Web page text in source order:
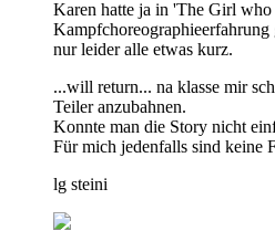
Karen hatte ja in 'The Girl who
nur leider alle etwas kurz.
...will return... na klasse mir
Teiler anzubahnen.
Konnte man die Story nicht
Für mich jedenfalls sind keine
lg steini